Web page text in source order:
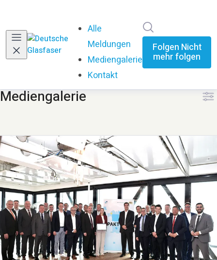
Alle
Meldungen
Mediengalerie (current)
Kontakt
Folgen Nicht
mehr folgen
Mediengalerie